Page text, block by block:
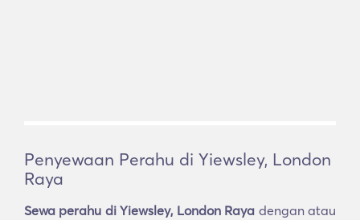
Penyewaan Perahu di Yiewsley, London
Raya
Sewa perahu di Yiewsley, London Raya dengan atau